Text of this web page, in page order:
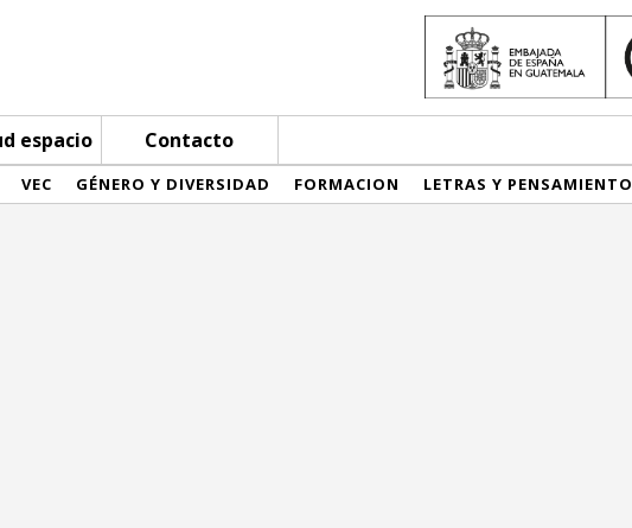
espacio Contacto
VEC GÉNERO Y DIVERSIDAD FORMACION LETRAS Y PENSAMIENTO